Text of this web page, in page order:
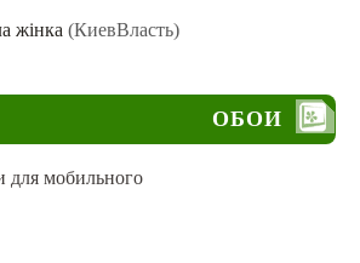
жінка (КиевВласть)
ОБОИ
для мобильного